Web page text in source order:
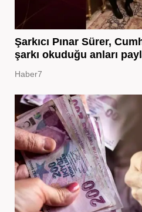
Şarkıcı Pınar Sürer,
şarkı okuduğu anları
Haber7